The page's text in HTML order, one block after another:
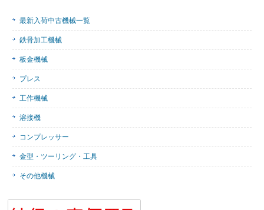
最新入荷中古機械一覧
鉄骨加工機械
板金機械
プレス
工作機械
溶接機
コンプレッサー
金型・ツーリング・工具
その他機械